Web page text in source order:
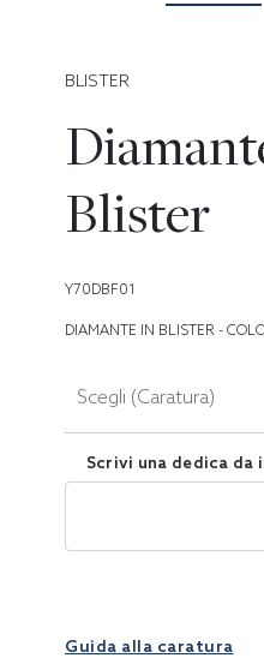
BLISTER
Blister
Y70DBF01
DIAMANTE IN BLISTER -
Scegli (Caratura)
Scrivi una dedica da
Guida alla caratura